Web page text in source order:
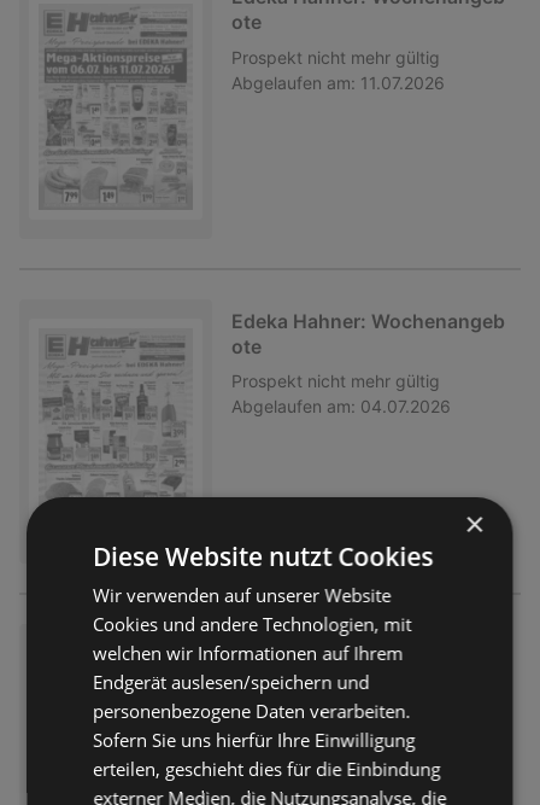
ote
Prospekt nicht mehr gültig
Abgelaufen am: 11.07.2026
Edeka Hahner: Wochenangeb
ote
Prospekt nicht mehr gültig
Abgelaufen am: 04.07.2026
Edeka Hahner: Wochenangeb
ote
Prospekt nicht mehr gültig
Abgelaufen am:
27.06.2026
×
Diese Website nutzt Cookies
Wir verwenden auf unserer Website
Cookies und andere Technologien, mit
welchen wir Informationen auf Ihrem
Endgerät auslesen/speichern und
personenbezogene Daten verarbeiten.
Sofern Sie uns hierfür Ihre Einwilligung
erteilen, geschieht dies für die Einbindung
externer Medien, die Nutzungsanalyse, die